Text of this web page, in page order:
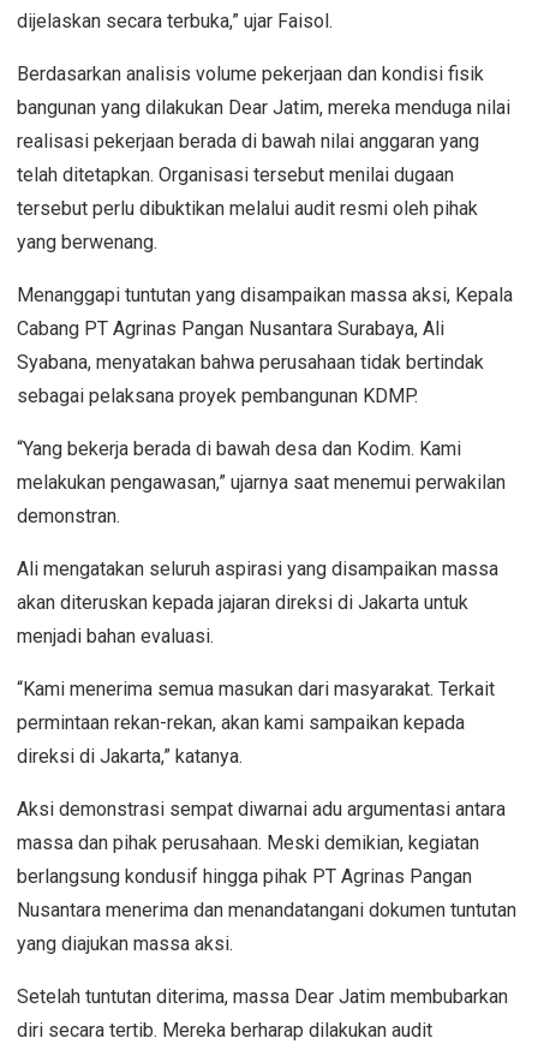
dijelaskan secara terbuka,” ujar Faisol.
Berdasarkan analisis volume pekerjaan dan kondisi fisik
bangunan yang dilakukan Dear Jatim, mereka menduga nilai
realisasi pekerjaan berada di bawah nilai anggaran yang
telah ditetapkan. Organisasi tersebut menilai dugaan
tersebut perlu dibuktikan melalui audit resmi oleh pihak
yang berwenang.
Menanggapi tuntutan yang disampaikan massa aksi, Kepala
Cabang PT Agrinas Pangan Nusantara Surabaya, Ali
Syabana, menyatakan bahwa perusahaan tidak bertindak
sebagai pelaksana proyek pembangunan KDMP.
“Yang bekerja berada di bawah desa dan Kodim. Kami
melakukan pengawasan,” ujarnya saat menemui perwakilan
demonstran.
Ali mengatakan seluruh aspirasi yang disampaikan massa
akan diteruskan kepada jajaran direksi di Jakarta untuk
menjadi bahan evaluasi.
“Kami menerima semua masukan dari masyarakat. Terkait
permintaan rekan-rekan, akan kami sampaikan kepada
direksi di Jakarta,” katanya.
Aksi demonstrasi sempat diwarnai adu argumentasi antara
massa dan pihak perusahaan. Meski demikian, kegiatan
berlangsung kondusif hingga pihak PT Agrinas Pangan
Nusantara menerima dan menandatangani dokumen tuntutan
yang diajukan massa aksi.
Setelah tuntutan diterima, massa Dear Jatim membubarkan
diri secara tertib. Mereka berharap dilakukan audit